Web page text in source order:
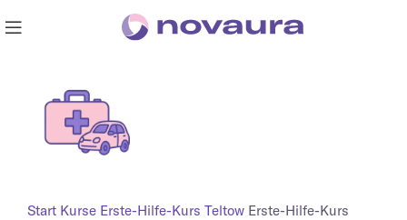
Start Kurse Erste-Hilfe-Kurs Teltow Erste-Hilfe-Kurs